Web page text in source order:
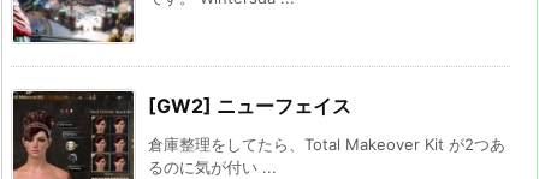
[GW2] ニューフェイス
倉庫整理をしてたら、Total Makeover Kit が2つあ
るのに気が付い ...